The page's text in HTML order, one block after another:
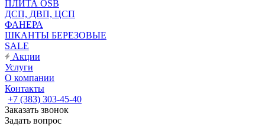
ПЛИТА OSB
ДСП, ДВП, ЦСП
ФАНЕРА
ШКАНТЫ БЕРЕЗОВЫЕ
SALE
Акции
Услуги
О компании
Контакты
+7 (383) 303-45-40
Заказать звонок
Задать вопрос